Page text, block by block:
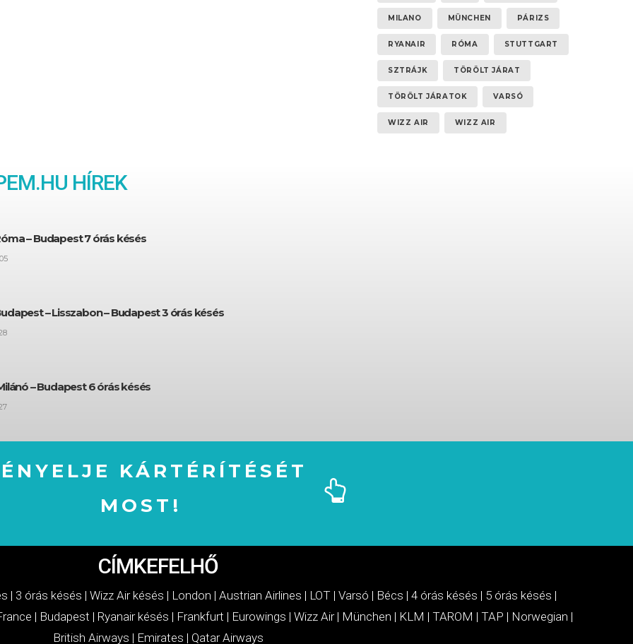
MILANO MÜNCHEN PÁRIZS
RYANAIR RÓMA STUTTGART
SZTRÁJK TÖRÖLT JÁRAT
TÖRÖLT JÁRATOK VARSÓ
WIZZ AIR WIZZ AIR
HÍREK
– Budapest 7 órás késés
– Lisszabon – Budapest 3 órás késés
– Budapest 6 órás késés
KÁRTÉRÍTÉSÉT
MOST!
CÍMKEFELHŐ
| 3 órás késés | Wizz Air késés | London | Austrian Airlines | LOT | Varsó | Bécs | 4 órás késés | 5 órás késés |
| Budapest | Ryanair késés | Frankfurt | Eurowings | Wizz Air| München | KLM | TAROM | TAP | Norwegian |
British Airways | Emirates | Qatar Airways